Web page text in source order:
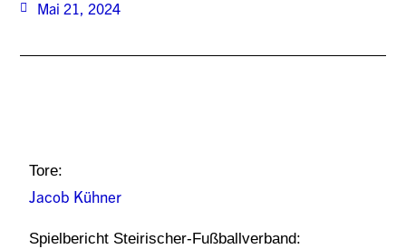
Mai 21, 2024
Tore:
Jacob Kühner
Spielbericht Steirischer-Fußballverband: